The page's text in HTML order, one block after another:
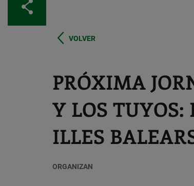
VOLVER
PRÓXIMA
Y LOS TUYOS:
ILLES
ORGANIZAN